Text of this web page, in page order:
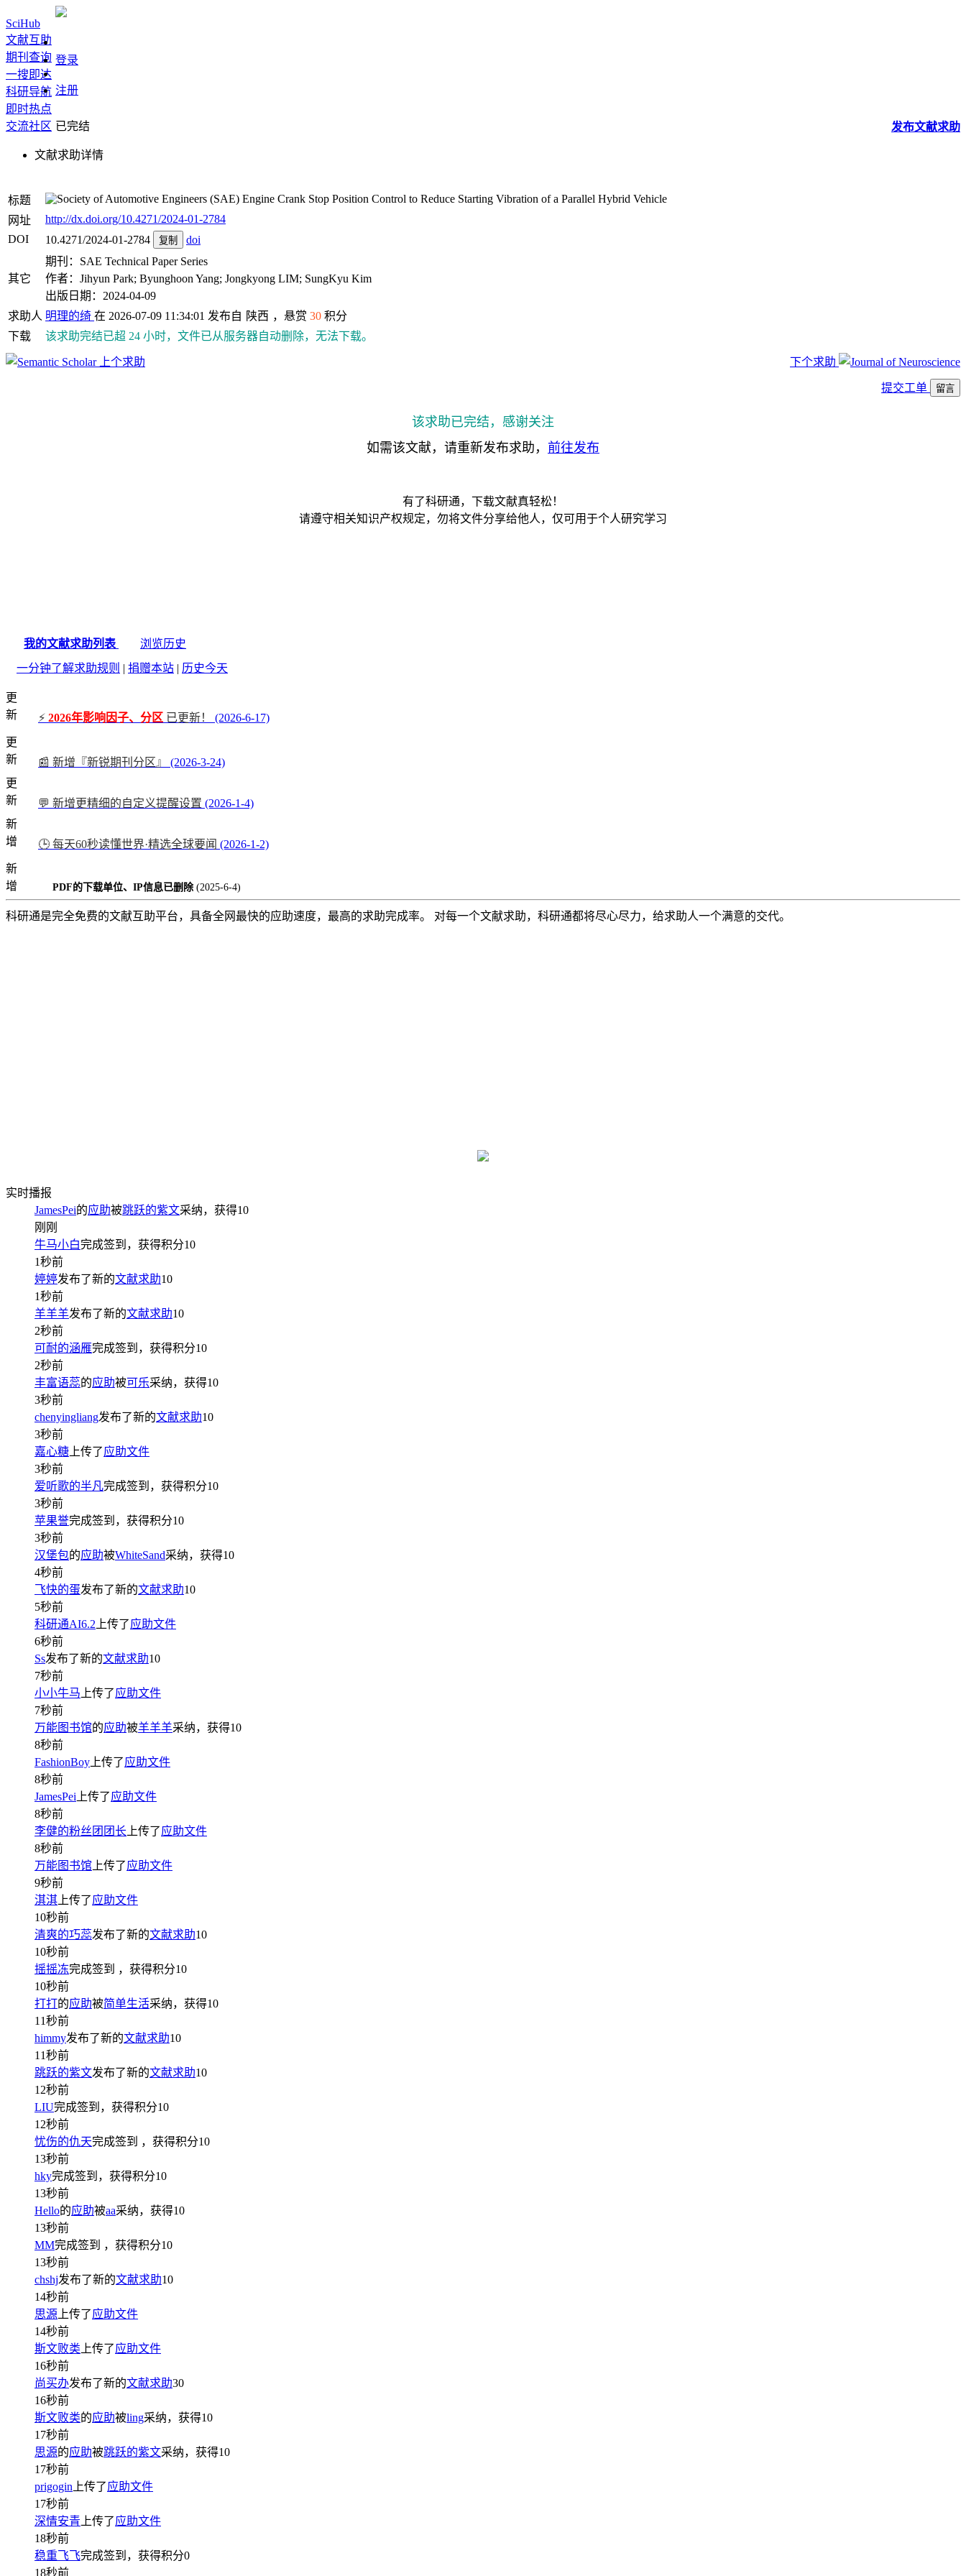
SciHub
文献互助
期刊查询
一搜即达
科研导航
即时热点
交流社区
登录
注册
发布文献求助
已完结
文献求助详情
标题
Engine Crank Stop Position Control to Reduce Starting Vibration of a Parallel Hybrid Vehicle
网址
http://dx.doi.org/10.4271/2024-01-2784
DOI
10.4271/2024-01-2784 复制 doi
其它
期刊：SAE Technical Paper Series
作者：Jihyun Park; Byunghoon Yang; Jongkyong LIM; SungKyu Kim
出版日期：2024-04-09
求助人 明理的绮 在 2026-07-09 11:34:01 发布自 陕西 ，悬赏 30 积分
下载
该求助完结已超 24 小时，文件已从服务器自动删除，无法下载。
上个求助 下个求助
提交工单 留言
该求助已完结，感谢关注
如需该文献，请重新发布求助， 前往发布
有了科研通，下载文献真轻松！
请遵守相关知识产权规定，勿将文件分享给他人，仅可用于个人研究学习
我的文献求助列表
浏览历史
一分钟了解求助规则 | 捐赠本站 | 历史今天
更
新
⚡ 2026年影响因子、分区 已更新！
(2026-6-17)
更
新
📰 新增『新锐期刊分区』
(2026-3-24)
更
新
💬 新增更精细的自定义提醒设置 (2026-1-4)
新
增
🕒 每天60秒读懂世界·精选全球要闻 (2026-1-2)
新
增
PDF的下载单位、IP信息已删除 (2025-6-4)
科研通是完全免费的文献互助平台，具备全网最快的应助速度，最高的求助完成率。 对每一个文献求助，科研通都将尽心尽力，给求助人一个满意的交代。
实时播报
JamesPei的应助被跳跃的紫文采纳，获得10
刚刚
牛马小白完成签到，获得积分10
1秒前
婷婷发布了新的文献求助10
1秒前
羊羊羊发布了新的文献求助10
2秒前
可耐的涵雁完成签到，获得积分10
2秒前
丰富语蕊的应助被可乐采纳，获得10
3秒前
chenyingliang发布了新的文献求助10
3秒前
嘉心糖 上传了应助文件
3秒前
爱听歌的半凡完成签到，获得积分10
3秒前
苹果誉完成签到，获得积分10
3秒前
汉堡包的应助被WhiteSand采纳，获得10
4秒前
飞快的蛋发布了新的文献求助10
5秒前
科研通AI6.2 上传了应助文件
6秒前
Ss发布了新的文献求助10
7秒前
小小牛马 上传了应助文件
7秒前
万能图书馆的应助被羊羊羊采纳，获得10
8秒前
FashionBoy 上传了应助文件
8秒前
JamesPei 上传了应助文件
8秒前
李健的粉丝团团长 上传了应助文件
8秒前
万能图书馆 上传了应助文件
9秒前
淇淇 上传了应助文件
10秒前
清爽的巧蕊发布了新的文献求助10
10秒前
摇摇冻完成签到 ，获得积分10
10秒前
打打的应助被简单生活采纳，获得10
11秒前
himmy发布了新的文献求助10
11秒前
跳跃的紫文发布了新的文献求助10
12秒前
LIU完成签到，获得积分10
12秒前
忧伤的仇天完成签到 ，获得积分10
13秒前
hky完成签到，获得积分10
13秒前
Hello的应助被aa采纳，获得10
13秒前
MM完成签到 ，获得积分10
13秒前
chshj发布了新的文献求助10
14秒前
思源 上传了应助文件
14秒前
斯文败类 上传了应助文件
16秒前
尚买办发布了新的文献求助30
16秒前
斯文败类的应助被ling采纳，获得10
17秒前
思源的应助被跳跃的紫文采纳，获得10
17秒前
prigogin 上传了应助文件
17秒前
深情安青 上传了应助文件
18秒前
稳重飞飞完成签到，获得积分0
18秒前